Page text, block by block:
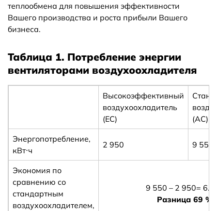
теплообмена для повышения эффективности
Вашего производства и роста прибыли Вашего
бизнеса.
Таблица 1. Потребление энергии
вентиляторами воздухоохладителя
Высокоэффективный
воздухоохладитель
(EC)
(AC)
Энергопотребление,
кВт⋅ч
2 950 9 550
Экономия по
сравнению со
стандартным
воздухоохладителем,
9 550 – 2 950=
Разница 69 %